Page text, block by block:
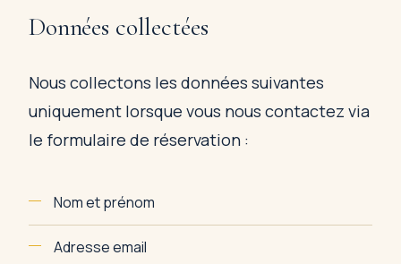
Données collectées
Nous collectons les données suivantes
uniquement lorsque vous nous contactez via
le formulaire de réservation :
Nom et prénom
Adresse email